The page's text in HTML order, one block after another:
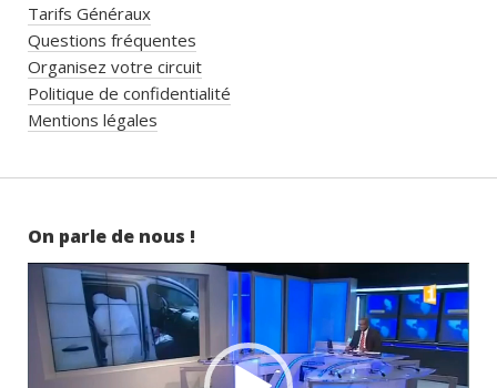
Tarifs Généraux
Questions fréquentes
Organisez votre circuit
Politique de confidentialité
Mentions légales
On parle de nous !
Lecteur
vidéo